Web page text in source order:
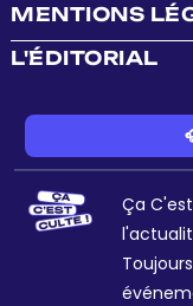
MENTIONS
L'ÉDITORIAL
Ça